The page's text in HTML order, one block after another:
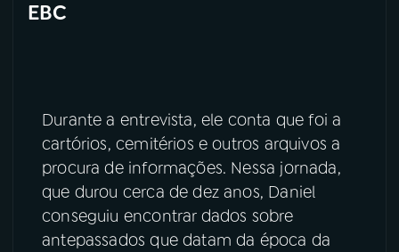
EBC
Durante a entrevista, ele conta que foi a
cartórios, cemitérios e outros arquivos a
procura de informações. Nessa jornada,
que durou cerca de dez anos, Daniel
conseguiu encontrar dados sobre
antepassados que datam da época da